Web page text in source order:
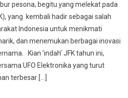
pesona, begitu yang melekat pada
yang kembali hadir sebagai salah
Indonesia untuk menikmati
dan menemukan berbagai inovasi
Kian ’indah’ JFK tahun ini,
UFO Elektronika yang turut
terbesar […]